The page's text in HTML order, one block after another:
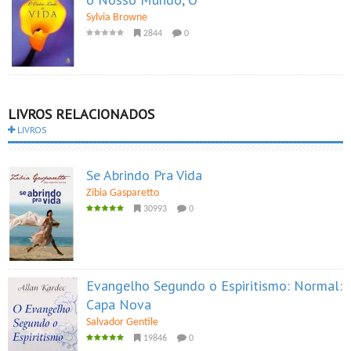
Sylvia Browne
2844 0
LIVROS RELACIONADOS
LIVROS
Se Abrindo Pra Vida
Zibia Gasparetto
30993 0
Evangelho Segundo o Espiritismo: Normal:
Capa Nova
Salvador Gentile
19846 0